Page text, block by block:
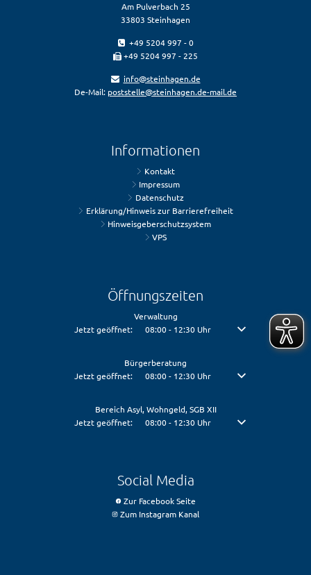
Am Pulverbach 25
33803 Steinhagen
+49 5204 997 - 0
+49 5204 997 - 225
info@steinhagen.de
De-Mail: poststelle@steinhagen.de-mail.de
Informationen
Kontakt
Impressum
Datenschutz
Erklärung/Hinweis zur Barrierefreiheit
Hinweisgeberschutzsystem
VPS
Öffnungszeiten
Verwaltung
Klicken, um weitere Öffnungs- oder Schließzeiten auszublenden
Jetzt geöffnet: 08:00- 12:30 Uhr Von 08:00 bis 12:30
Bürgerberatung
Klicken, um weitere Öffnungs- oder Schließzeiten auszublenden
Jetzt geöffnet: 08:00- 12:30 Uhr Von 08:00 bis 12:30
Bereich Asyl, Wohngeld, SGB XII
Klicken, um weitere Öffnungs- oder Schließzeiten auszublenden
Jetzt geöffnet: 08:00- 12:30 Uhr Von 08:00 bis 12:30
Social Media
Zur Facebook Seite
Zum Instagram Kanal